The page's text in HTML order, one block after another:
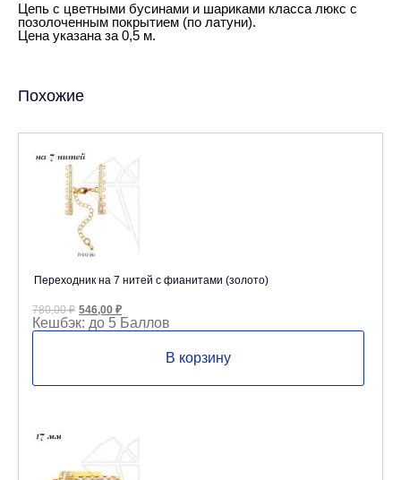
Цепь с цветными бусинами и шариками класса люкс с
позолоченным покрытием (по латуни).
Цена указана за 0,5 м.
Похожие
Переходник на 7 нитей с фианитами (золото)
780,00₽ Первоначальная
цена
составляла
546,00 ₽Текущая
цена:
546,00 ₽.
Кешбэк: до 5 Баллов
В корзину